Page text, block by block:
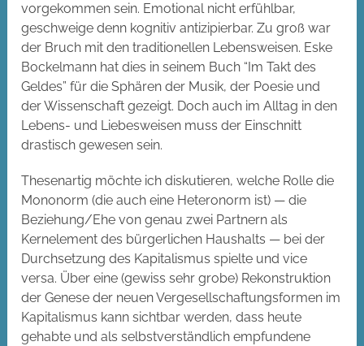
vorgekommen sein. Emotional nicht erfühlbar,
geschweige denn kognitiv antizipierbar. Zu groß war
der Bruch mit den traditionellen Lebensweisen. Eske
Bockelmann hat dies in seinem Buch “Im Takt des
Geldes” für die Sphären der Musik, der Poesie und
der Wissenschaft gezeigt. Doch auch im Alltag in den
Lebens- und Liebesweisen muss der Einschnitt
drastisch gewesen sein.
Thesenartig möchte ich diskutieren, welche Rolle die
Mononorm (die auch eine Heteronorm ist) — die
Beziehung/Ehe von genau zwei Partnern als
Kernelement des bürgerlichen Haushalts — bei der
Durchsetzung des Kapitalismus spielte und vice
versa. Über eine (gewiss sehr grobe) Rekonstruktion
der Genese der neuen Vergesellschaftungsformen im
Kapitalismus kann sichtbar werden, dass heute
gehabte und als selbstverständlich empfundene